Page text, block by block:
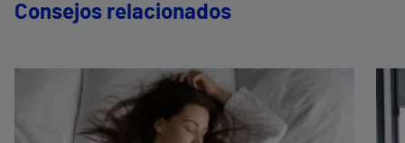
Consejos relacionados